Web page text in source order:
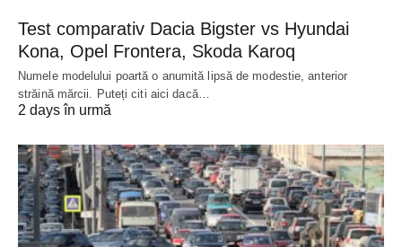
Test comparativ Dacia Bigster vs Hyundai
Kona, Opel Frontera, Skoda Karoq
Numele modelului poartă o anumită lipsă de modestie, anterior
străină mărcii. Puteți citi aici dacă…
2 days în urmă